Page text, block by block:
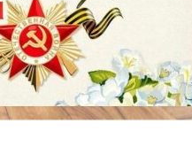
Награды в
29.04.2025